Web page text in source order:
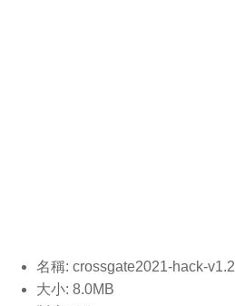
名稱: crossgate2021-hack-v1.2
大小: 8.0MB